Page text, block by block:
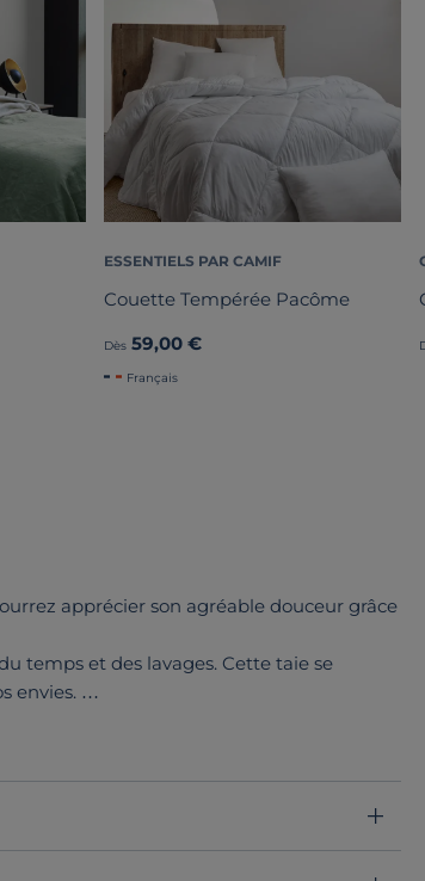
ESSENTIELS PAR CAMIF
Couette Tempérée Pacôme
Dès 59,00 €
Français
apprécier son agréable douceur grâce
temps et des lavages. Cette taie se
envies.